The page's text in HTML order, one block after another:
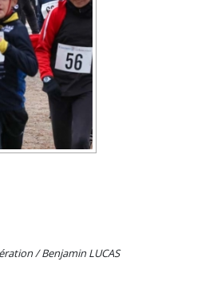
/ Benjamin LUCAS